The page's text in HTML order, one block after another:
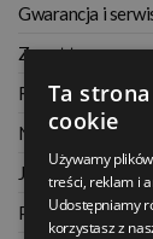
Gwarancja i
Zwrot towaru
Regulamin
Najczęściej
Jak kupować na
Polityka
Ta
cookie
Używamy
treści, reklam i
Udostępniamy
korzystasz z